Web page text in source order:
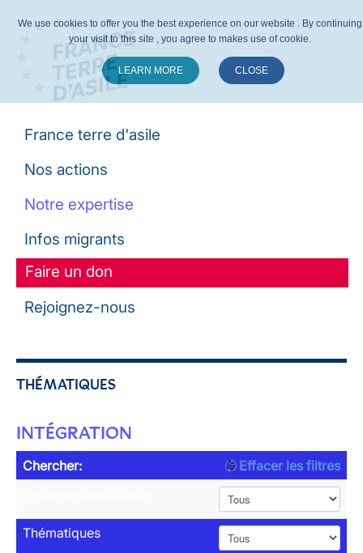
France terre d'asile
Nos actions
Notre expertise
Infos migrants
Faire un don
Rejoignez-nous
THÉMATIQUES
INTÉGRATION
Chercher:
Effacer les filtres
Thématiques
We use cookies to offer you the best experience on our website . By continuing
your visit to this site , you agree to makes use of cookie.
LEARN MORE CLOSE